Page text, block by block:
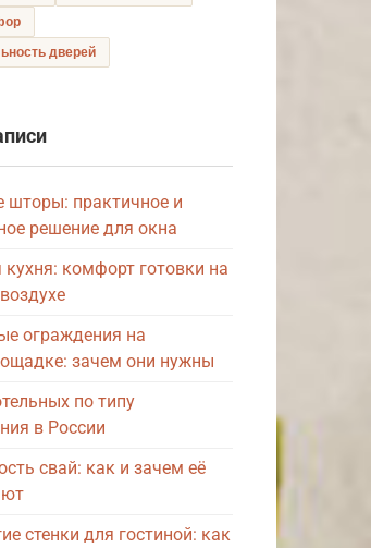
дверей
шторы: практичное и
решение для окна
кухня: комфорт готовки на
ограждения на
зачем они нужны
по типу
в России
свай: как и зачем её
стенки для гостиной: как